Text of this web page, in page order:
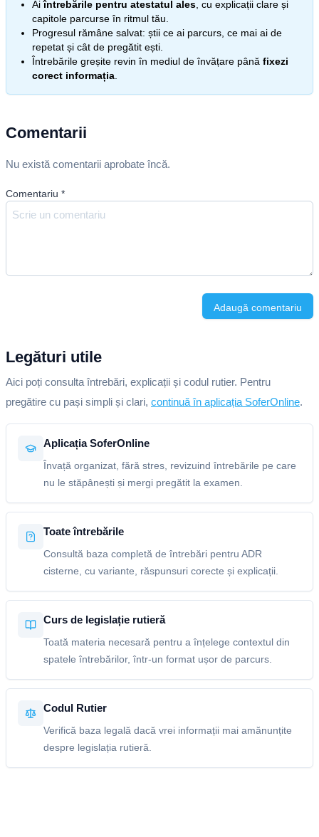
Aiîntrebările pentru atestatul ales , cu explicații clare și
capitole parcurse în ritmul tău.
Progresul rămâne salvat: știi ce ai parcurs, ce mai ai de
repetat și cât de pregătit ești.
Întrebările greșite revin în mediul de învățare până fixezi
corect informația
Comentarii
Nu există comentarii aprobate încă.
Comentariu *
Adaugă comentariu
Legături utile
Aici poți consulta întrebări, explicații și codul rutier. Pentru
pregătire cu pași simpli și clari, continuă în aplicația SoferOnline.
Aplicația SoferOnline
Învață organizat, fără stres, revizuind întrebările pe care
nu le stăpânești și mergi pregătit la examen.
Toate întrebările
Consultă baza completă de întrebări pentru ADR
cisterne, cu variante, răspunsuri corecte și explicații.
Curs de legislație rutieră
Toată materia necesară pentru a înțelege contextul din
spatele întrebărilor, într-un format ușor de parcurs.
Codul Rutier
Verifică baza legală dacă vrei informații mai amănunțite
despre legislația rutieră.